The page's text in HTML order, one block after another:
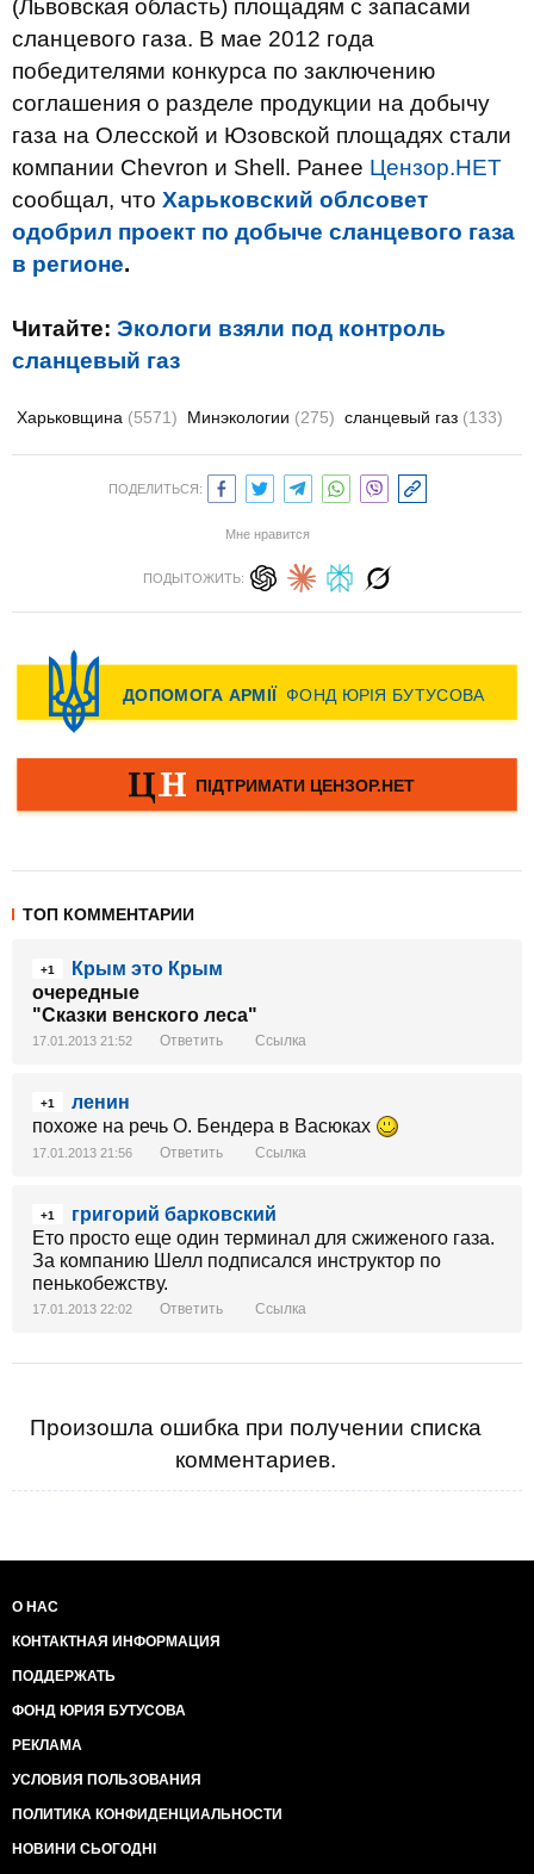
(Львовская область) площадям с запасами
сланцевого газа. В мае 2012 года
победителями конкурса по заключению
соглашения о разделе продукции на добычу
газа на Олесской и Юзовской площадях стали
компании Сhevron и Shell. Ранее Цензор.НЕТ
сообщал, что Харьковский облсовет
одобрил проект по добыче сланцевого газа
в регионе.
Читайте: Экологи взяли под контроль
сланцевый газ
Харьковщина (5571) Минэкологии (275) сланцевый газ (133)
ПОДЕЛИТЬСЯ:
Мне нравится
ПОДЫТОЖИТЬ:
ТОП КОММЕНТАРИИ
+1
Крым это Крым
очередные
"Сказки венского леса"
17.01.2013 21:52 Ответить Ссылка
+1
ленин
похоже на речь О. Бендера в Васюках
17.01.2013 21:56 Ответить Ссылка
+1
григорий барковский
Ето просто еще один терминал для сжиженого газа.
За компанию Шелл подписался инструктор по
пенькобежству.
17.01.2013 22:02 Ответить Ссылка
Произошла ошибка при получении списка
комментариев.
О НАС
КОНТАКТНАЯ ИНФОРМАЦИЯ
ПОДДЕРЖАТЬ
ФОНД ЮРИЯ БУТУСОВА
РЕКЛАМА
УСЛОВИЯ ПОЛЬЗОВАНИЯ
ПОЛИТИКА КОНФИДЕНЦИАЛЬНОСТИ
НОВИНИ СЬОГОДНІ